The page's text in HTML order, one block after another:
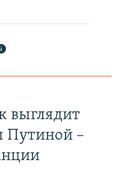
выглядит
Путиной –